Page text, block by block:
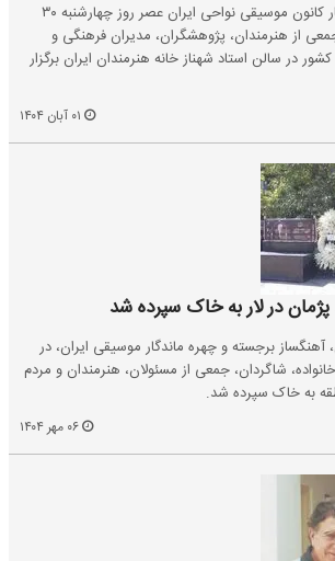
مراسم رسمی آغاز به کار کانون موسیقی نواحی ایران عصر روز چهارشنبه ۳۰
با حضور جمعی از هنرمندان، پژوهشگران، مدیران فرهنگی و
در سالن استاد شهناز خانه هنرمندان ایران برگزار
پژمان در لار به خاک سپرده شد
آهنگساز برجسته و چهره ماندگار موسیقی ایران، در
شاگردان، جمعی از مسئولان، هنرمندان و مردم
به خاک سپرده شد.